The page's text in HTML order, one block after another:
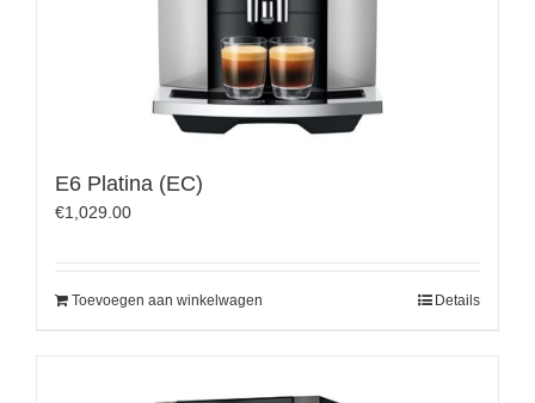
E6 Platina (EC)
€1,029.00
Toevoegen aan winkelwagen Details